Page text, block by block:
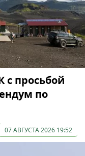
с просьбой
по
07 АВГУСТА 2026 19:52